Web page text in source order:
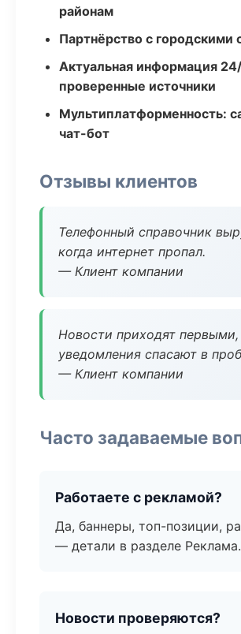
районам
Партнёрство с городскими
Актуальная информация
проверенные источники
Мультиплатформенность:
чат-бот
Отзывы клиентов
Телефонный справочник
когда интернет пропал.
— Клиент компании
Новости приходят
уведомления спасают в
— Клиент компании
Часто задаваемые
Работаете с рекламой?
Да, баннеры, топ-позиции,
— детали в разделе Реклама.
Новости проверяются?